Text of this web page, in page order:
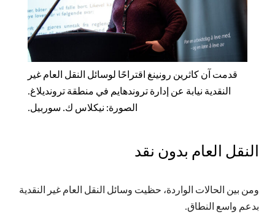
قدمت آن كاثرين رونينغ اقتراحًا لوسائل النقل العام غير
النقدية نيابة عن إدارة تروندهايم في منطقة ترونديلاغ.
الصورة: نيكلاس ك. سوربيل.
النقل العام بدون نقد
ومن بين الحالات الواردة، حظيت وسائل النقل العام غير النقدية
بدعم واسع النطاق.